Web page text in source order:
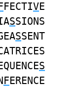
FECTIVE
SSIONS
SSENT
S
FERENCE